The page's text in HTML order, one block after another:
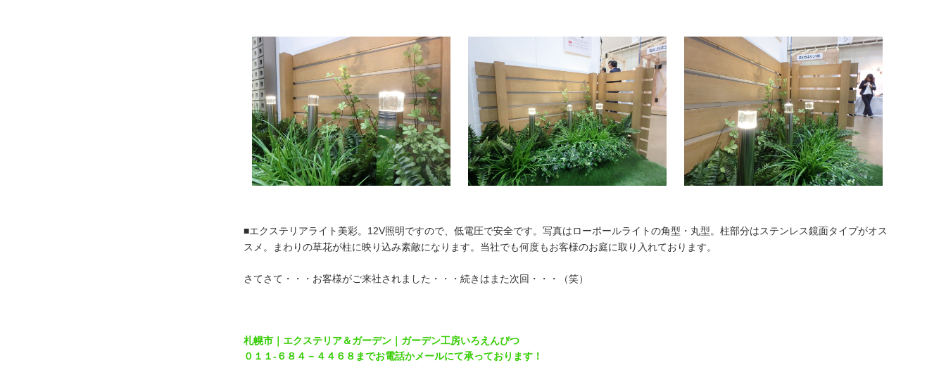
■エクステリアライト美彩。12V照明ですので、低電圧で安全です。写真はローポールライトの角型・丸型。柱部分はステンレス鏡面タイプがオス
スメ。まわりの草花が柱に映り込み素敵になります。当社でも何度もお客様のお庭に取り入れております。
さてさて・・・お客様がご来社されました・・・続きはまた次回・・・（笑）
札幌市｜エクステリア＆ガーデン｜ガーデン工房いろえんぴつ
０１１-６８４－４４６８までお電話かメールにて承っております！